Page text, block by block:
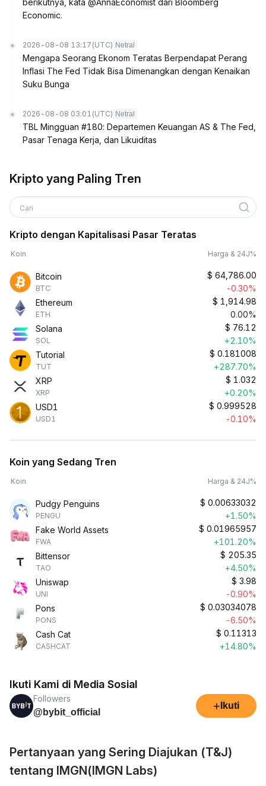
berikutnya, kata @AnnaEconomist dari Bloomberg
Economic.
2026-08-08 13:17 (UTC) Netral
Mengapa Seorang Ekonom Teratas Berpendapat Perang
Inflasi The Fed Tidak Bisa Dimenangkan dengan Kenaikan
Suku Bunga
2026-08-08 03:01 (UTC) Netral
TBL Mingguan #180: Departemen Keuangan AS & The Fed,
Pasar Tenaga Kerja, dan Likuiditas
Kripto yang Paling Tren
Cari
Kripto dengan Kapitalisasi Pasar Teratas
Koin Harga & 24J%
Bitcoin
BTC
$ 64,786.00
-0.30%
Ethereum
ETH
$ 1,914.98
0.00%
Solana
SOL
$ 76.12
+2.10%
Tutorial
TUT
$ 0.181008
+287.70%
XRP
XRP
$ 1.032
+0.20%
USD1
USD1
$ 0.999528
-0.10%
Koin yang Sedang Tren
Koin Harga & 24J%
Pudgy Penguins
PENGU
$ 0.00633032
+1.50%
Fake World Assets
FWA
$ 0.01965957
+101.20%
Bittensor
TAO
$ 205.35
+4.50%
Uniswap
UNI
$ 3.98
-0.90%
Pons
PONS
$ 0.03034078
-6.50%
Cash Cat
CASHCAT
$ 0.11313
+14.80%
Ikuti Kami di Media Sosial
Followers
@bybit_official
+ Ikuti
Pertanyaan yang Sering Diajukan (T&J)
tentang IMGN(IMGN Labs)